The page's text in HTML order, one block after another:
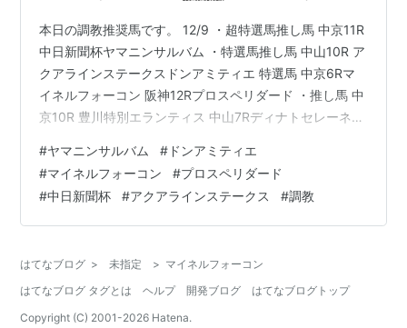
本日の調教推奨馬です。 12/9 ・超特選馬推し馬 中京11R
中日新聞杯ヤマニンサルバム ・特選馬推し馬 中山10R ア
クアラインステークスドンアミティエ 特選馬 中京6Rマ
イネルフォーコン 阪神12Rプロスペリダード ・推し馬 中
京10R 豊川特別エランティス 中山7Rディナトセレーネ
オン 阪神10R 赤穂特別テーオーサンドニ
#ヤマニンサルバム # ドンアミティエ
#マイネルフォーコン #プロスペリダード
#中日新聞杯 #アクアラインステークス #調教
はてなブログ > 未指定 > マイネルフォーコン
はてなブログ タグとは
ヘルプ 開発ブログ
はてなブログトップ
Copyright (C) 2001-2026 Hatena.